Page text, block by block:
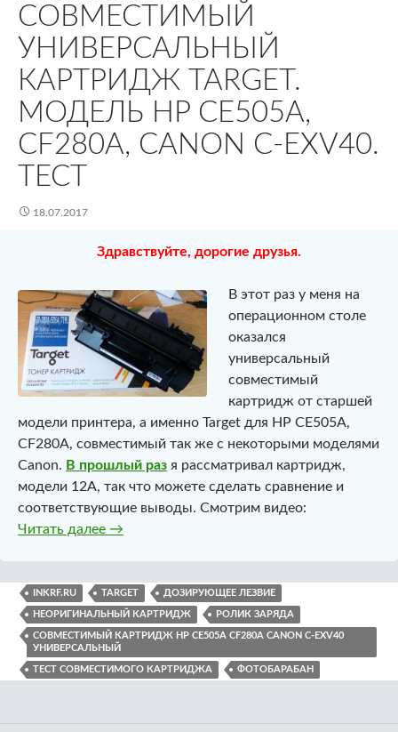
СОВМЕСТИМЫЙ
УНИВЕРСАЛЬНЫЙ
КАРТРИДЖ TARGET.
МОДЕЛЬ HP CE505A,
CF280A, CANON C-EXV40.
ТЕСТ
18.07.2017
Здравствуйте, дорогие друзья.
В этот раз у меня на
операционном столе
оказался
универсальный
совместимый
картридж от старшей
модели принтера, а именно Target для HP CE505A,
CF280A, совместимый так же с некоторыми моделями
Canon. В прошлый раз я рассматривал картридж,
модели 12A, так что можете сделать сравнение и
соответствующие выводы. Смотрим видео:
Читать далее Совместимый универсальный картридж
→
INKRF.RU TARGET ДОЗИРУЮЩЕЕ ЛЕЗВИЕ
НЕОРИГИНАЛЬНЫЙ КАРТРИДЖ РОЛИК ЗАРЯДА
СОВМЕСТИМЫЙ КАРТРИДЖ HP CE505A CF280A CANON C-EXV40
УНИВЕРСАЛЬНЫЙ
ТЕСТ СОВМЕСТИМОГО КАРТРИДЖА ФОТОБАРАБАН